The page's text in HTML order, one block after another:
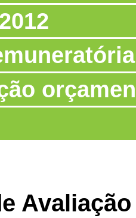
Avaliação